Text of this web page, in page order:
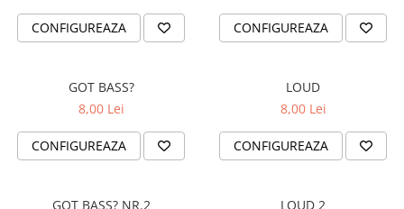
STICKERE STALPI SI GEAM MIC
STICKERE CAMUFLAJ
STICKERE MARI
DAF
CONFIGUREAZA CONFIGUREAZA
GOT BASS?
8,00 Lei
CONFIGUREAZA
LOUD
8,00 Lei
CONFIGUREAZA
GOT BASS? NR.2
LOUD 2